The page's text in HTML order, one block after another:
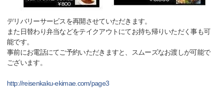
デリバリーサービスを再開させていただきます。
また日替わり弁当などをテイクアウトにてお持ち帰りいただく事も可
能です。
事前にお電話にてご予約いただきますと、スムーズなお渡しが可能で
ございます。
http://reisenkaku-ekimae.com/page3